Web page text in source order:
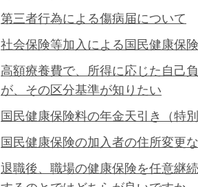
第三者行為による傷病届について
社会保険等加入による国民健康保
高額療養費で、所得に応じた自己
が、その区分基準が知りたい
国民健康保険料の年金天引き（特
国民健康保険の加入者の住所変更
退職後、職場の健康保険を任意継